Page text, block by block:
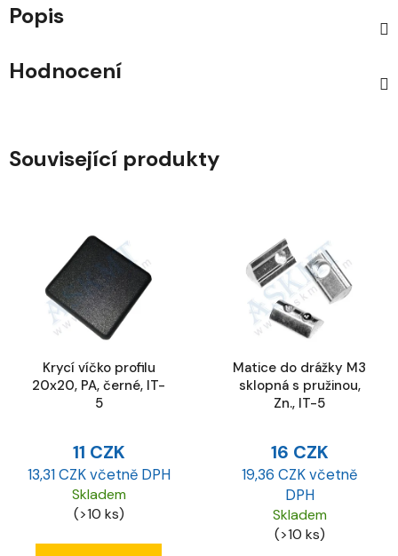
Popis
Hodnocení
Související produkty
Krycí víčko profilu
20x20, PA, černé, IT-
5
11 CZK
13,31 CZK včetně DPH
Skladem
(>10 ks)
Matice do drážky M3
sklopná s pružinou,
Zn., IT-5
16 CZK
19,36 CZK včetně
DPH
Skladem
(>10 ks)